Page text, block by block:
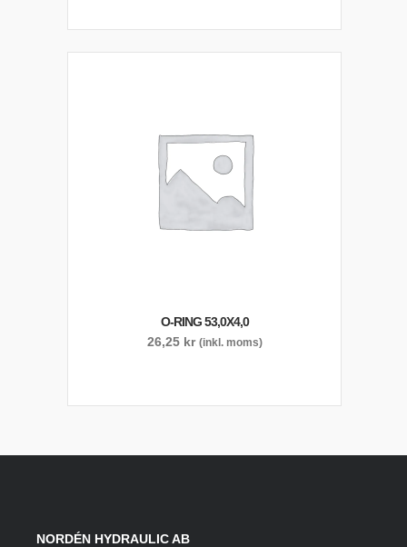
O-RING 53,0X4,0
26,25 kr (inkl. moms)
NORDÉN HYDRAULIC AB